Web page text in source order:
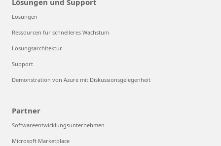
Lösungen
Ressourcen für schnelleres Wachstum
Lösungsarchitektur
Support
Demonstration von Azure mit Diskussionsgelegenheit
Partner
Softwareentwicklungsunternehmen
Microsoft Marketplace